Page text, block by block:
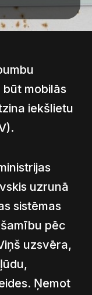
mobilās
iekšlietu
uzrunā
sistēmas
pēc
uzsvēra,
Ņemot